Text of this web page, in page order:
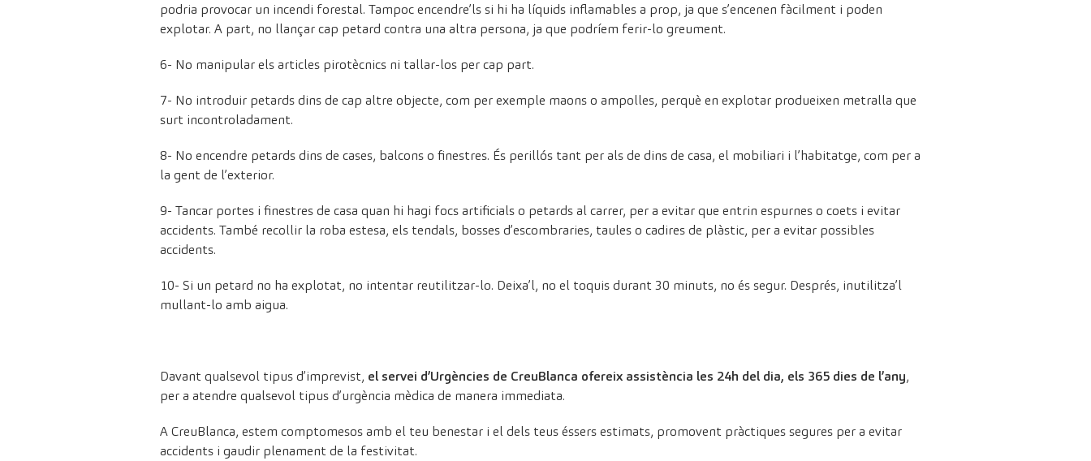
podria provocar un incendi forestal. Tampoc encendre’ls si hi ha líquids inflamables a prop, ja que s’encenen fàcilment i poden
explotar. A part, no llançar cap petard contra una altra persona, ja que podríem ferir-lo greument.
6- No manipular els articles pirotècnics ni tallar-los per cap part.
7- No introduir petards dins de cap altre objecte, com per exemple maons o ampolles, perquè en explotar produeixen metralla que
surt incontroladament.
8- No encendre petards dins de cases, balcons o finestres. És perillós tant per als de dins de casa, el mobiliari i l’habitatge, com per a
la gent de l’exterior.
9- Tancar portes i finestres de casa quan hi hagi focs artificials o petards al carrer, per a evitar que entrin espurnes o coets i evitar
accidents. També recollir la roba estesa, els tendals, bosses d’escombraries, taules o cadires de plàstic, per a evitar possibles
accidents.
10- Si un petard no ha explotat, no intentar reutilitzar-lo. Deixa’l, no el toquis durant 30 minuts, no és segur. Després, inutilitza’l
mullant-lo amb aigua.
Davant qualsevol tipus d’imprevist, el servei d’Urgències de CreuBlanca ofereix assistència les 24h del dia, els 365 dies de l’any,
per a atendre qualsevol tipus d’urgència mèdica de manera immediata.
A CreuBlanca, estem comptomesos amb el teu benestar i el dels teus éssers estimats, promovent pràctiques segures per a evitar
accidents i gaudir plenament de la festivitat.